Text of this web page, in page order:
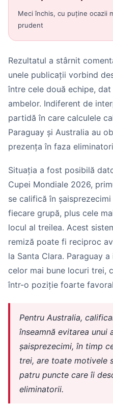
Meci închis, cu puține ocazii
prudent
Rezultatul a stârnit
unele publicații vorbind
între cele două echipe,
ambelor. Indiferent de
partidă în care calculele
Paraguay și Australia au
prezența în faza
Situația a fost posibilă
Cupei Mondiale 2026,
se califică în
fiecare grupă, plus cele
locul al treilea. Acest
remiză poate fi reciproc
la Santa Clara. Paraguay
celor mai bune locuri trei,
într-o poziție foarte
Pentru Australia,
înseamnă evitarea unui
șaisprezecimi, în timp
trei, are toate motivele
patru puncte care îi
eliminatorii.